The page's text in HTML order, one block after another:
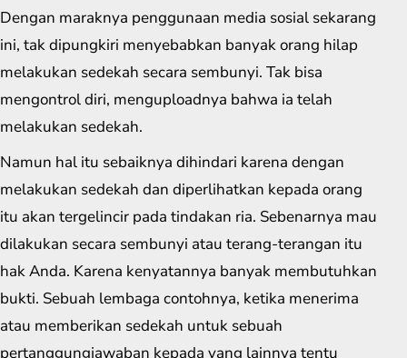
Dengan maraknya penggunaan media sosial sekarang
ini, tak dipungkiri menyebabkan banyak orang hilap
melakukan sedekah secara sembunyi. Tak bisa
mengontrol diri, menguploadnya bahwa ia telah
melakukan sedekah.
Namun hal itu sebaiknya dihindari karena dengan
melakukan sedekah dan diperlihatkan kepada orang
itu akan tergelincir pada tindakan ria. Sebenarnya mau
dilakukan secara sembunyi atau terang-terangan itu
hak Anda. Karena kenyatannya banyak membutuhkan
bukti. Sebuah lembaga contohnya, ketika menerima
atau memberikan sedekah untuk sebuah
pertanggungjawaban kepada yang lainnya tentu